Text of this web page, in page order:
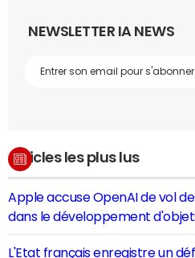
NEWSLETTER IA NEWS
Articles les plus lus
Apple accuse OpenAI de vol
dans le développement
L'Etat français enregistre un